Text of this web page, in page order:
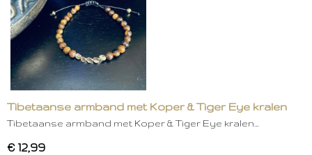
Tibetaanse armband met Koper & Tiger Eye kralen
Tibetaanse armband met Koper & Tiger Eye kralen…
€ 12,99